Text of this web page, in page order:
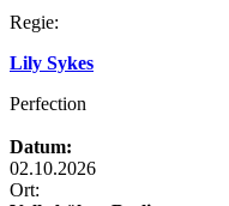
Regie:
Lily Sykes
Perfection
Datum:
02.10.2026
Ort: